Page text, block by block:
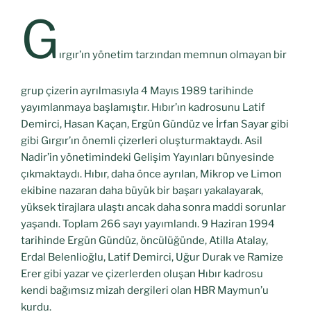
G ırgır’ın yönetim tarzından memnun olmayan bir
grup çizerin ayrılmasıyla 4 Mayıs 1989 tarihinde
yayımlanmaya başlamıştır. Hıbır’ın kadrosunu Latif
Demirci, Hasan Kaçan, Ergün Gündüz ve İrfan Sayar gibi
gibi Gırgır’ın önemli çizerleri oluşturmaktaydı. Asil
Nadir’in yönetimindeki Gelişim Yayınları bünyesinde
çıkmaktaydı. Hıbır, daha önce ayrılan, Mikrop ve Limon
ekibine nazaran daha büyük bir başarı yakalayarak,
yüksek tirajlara ulaştı ancak daha sonra maddi sorunlar
yaşandı. Toplam 266 sayı yayımlandı. 9 Haziran 1994
tarihinde Ergün Gündüz, öncülüğünde, Atilla Atalay,
Erdal Belenlioğlu, Latif Demirci, Uğur Durak ve Ramize
Erer gibi yazar ve çizerlerden oluşan Hıbır kadrosu
kendi bağımsız mizah dergileri olan HBR Maymun’u
kurdu.